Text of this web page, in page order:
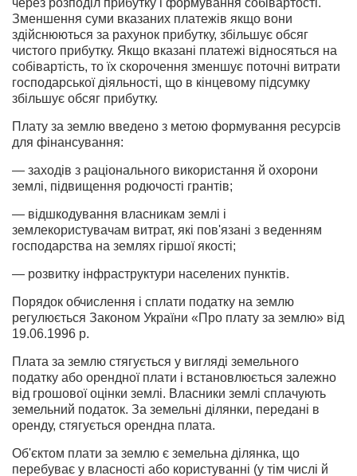
через розподіл прибутку і формування собівартості.
Зменшення суми вказаних платежів якщо вони
здійснюються за рахунок прибутку, збільшує обсяг
чистого прибутку. Якщо вказані платежі відносяться на
собівар­тість, то їх скорочення зменшує поточні витрати
господарської діяльності, що в кінцевому підсумку
збільшує обсяг прибутку.
Плату за землю введено з метою формування ресурсів
для фінан­сування:
— заходів з раціонального використання й охорони
землі, під­вищення родючості грантів;
— відшкодування власникам землі і
землекористувачам витрат, які пов'язані з веденням
господарства на землях гіршої якості;
— розвитку інфраструктури населених пунктів.
Порядок обчислення і сплати податку на землю
регулюється За­коном України «Про плату за землю» від
19.06.1996 p.
Плата за землю стягується у вигляді земельного
податку або орендної плати і встановлюється залежно
від грошової оцінки землі. Власники землі сплачують
земельний податок. За земельні ділянки, передані в
оренду, стягується орендна плата.
Об'єктом плати за землю є земельна ділянка, що
перебуває у влас­ності або користуванні (у тім числі й